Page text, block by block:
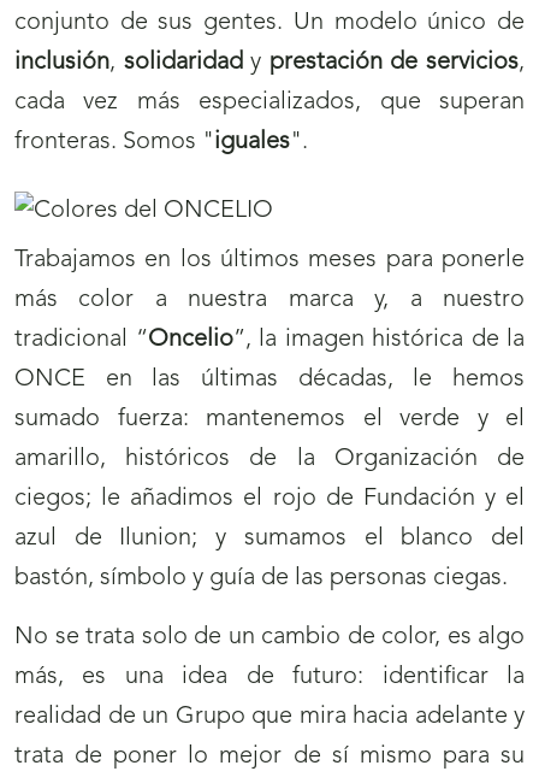
ventana)
conjunto de sus gentes. Un modelo único de
inclusión, solidaridady prestación de servicios,
cada vez más especializados, que superan
fronteras. Somos "iguales".
Trabajamos en los últimos meses para ponerle
más color a nuestra marca y, a nuestro
tradicional “Oncelio”, la imagen histórica de la
ONCE en las últimas décadas, le hemos
sumado fuerza: mantenemos el verde y el
amarillo, históricos de la Organización de
ciegos; le añadimos el rojo de Fundación y el
azul de Ilunion; y sumamos el blanco del
bastón, símbolo y guía de las personas ciegas.
No se trata solo de un cambio de color, es algo
más, es una idea de futuro: identificar la
realidad de un Grupo que mira hacia adelante y
trata de poner lo mejor de sí mismo para su